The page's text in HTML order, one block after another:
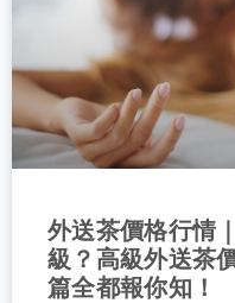
外送茶價格行情
級？高級外送茶
篇全都報你知！